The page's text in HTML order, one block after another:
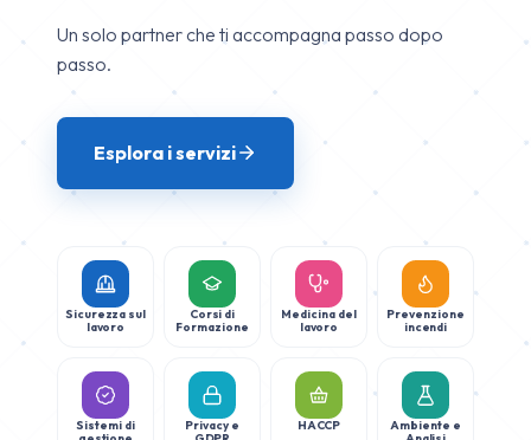
Un solo partner che ti accompagna passo dopo
passo.
Esplora i servizi
Sicurezza sul
lavoro
Corsi di
Formazione
Medicina del
lavoro
Prevenzione
incendi
Sistemi di
Privacy e
HACCP
Ambiente e